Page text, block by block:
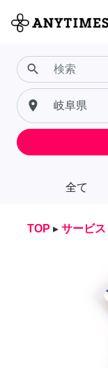
全て
search
place
TOP ▸ サービス